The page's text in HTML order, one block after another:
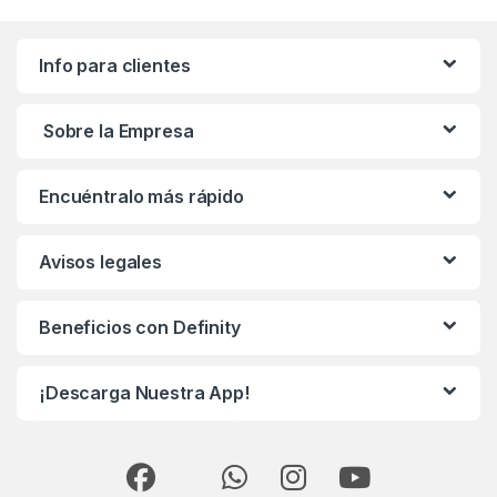
Info para clientes
Sobre la Empresa
Encuéntralo más rápido
Avisos legales
Beneficios con Definity
¡Descarga Nuestra App!